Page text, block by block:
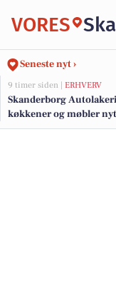
VORES
Seneste nyt ›
9 timer siden | ERHVERV
Skanderborg
køkkener og møbler